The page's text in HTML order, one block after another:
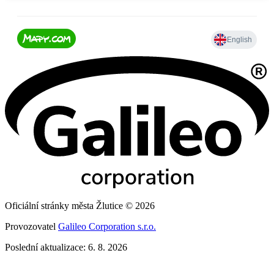
Oficiální stránky města Žlutice © 2026
Provozovatel Galileo Corporation s.r.o.
Poslední aktualizace: 6. 8. 2026